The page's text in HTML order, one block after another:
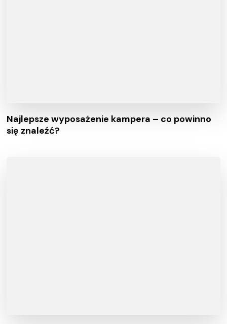
Najlepsze wyposażenie kampera – co powinno
się znaleźć?